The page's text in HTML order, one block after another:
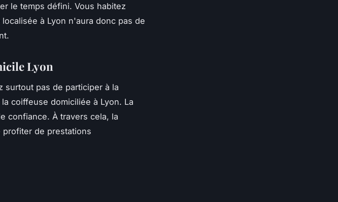
le temps défini. Vous habitez
à Lyon n'aura donc pas de
Lyon
surtout pas de participer à la
coiffeuse domiciliée à Lyon. La
confiance. À travers cela, la
de prestations